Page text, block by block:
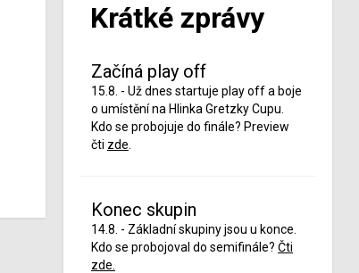
Krátké zprávy
Začíná play off
15.8. - Už dnes startuje play off a boje
o umístění na Hlinka Gretzky Cupu.
Kdo se probojuje do finále? Preview
čti zde
Konec skupin
14.8. - Základní skupiny jsou u konce.
Kdo se probojoval do semifinále? Čti
zde.